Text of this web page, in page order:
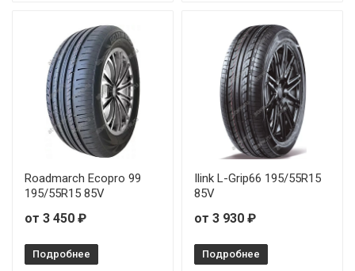
Roadmarch Ecopro 99
195/55R15 85V
от 3 450 ₽
Подробнее
Ilink L-Grip66 195/55R15
85V
от 3 930 ₽
Подробнее